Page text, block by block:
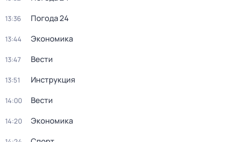
13:36 Погода 24
13:44 Экономика
13:47 Вести
13:51 Инструкция
14:00 Вести
14:20 Экономика